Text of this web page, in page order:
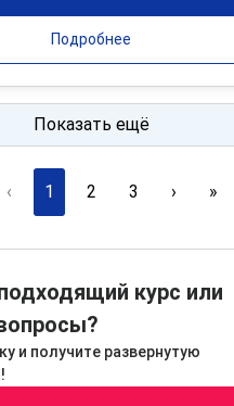
Подробнее
Показать ещё
‹ 1 2 3 › »
курс или
и получите развернутую